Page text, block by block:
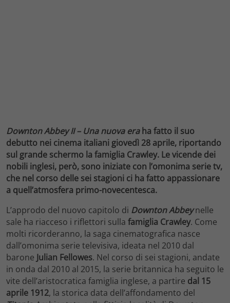
Downton Abbey II – Una nuova eraha fatto il suo
debutto nei cinema italiani giovedì 28 aprile, riportando
sul grande schermo la famiglia Crawley. Le vicende dei
nobili inglesi, però, sono iniziate con l’omonima serie tv,
che nel corso delle sei stagioni ci ha fatto appassionare
a quell’atmosfera primo-novecentesca.
L’approdo del nuovo capitolo di Downton Abbeynelle
sale ha riacceso i riflettori sulla famiglia Crawley. Come
molti ricorderanno, la saga cinematografica nasce
dall’omonima serie televisiva, ideata nel 2010 dal
barone Julian Fellowes. Nel corso di sei stagioni, andate
in onda dal 2010 al 2015, la serie britannica ha seguito le
vite dell’aristocratica famiglia inglese, a partire dal 15
aprile 1912, la storica data dell’affondamento del